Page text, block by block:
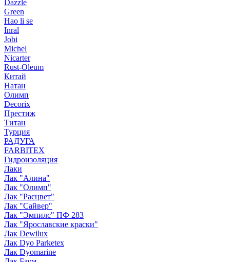
Dazzle
Green
Hao li se
Inral
Jobi
Michel
Nicarter
Rust-Oleum
Китай
Натан
Олимп
Decorix
Престиж
Титан
Турция
РАДУГА
FARBITEX
Гидроизоляция
Лаки
Лак "Алина"
Лак "Олимп"
Лак "Расцвет"
Лак "Сайвер"
Лак "Эмпилс" ПФ 283
Лак "Ярославские краски"
Лак Dewilux
Лак Dyo Parketex
Лак Dyomarine